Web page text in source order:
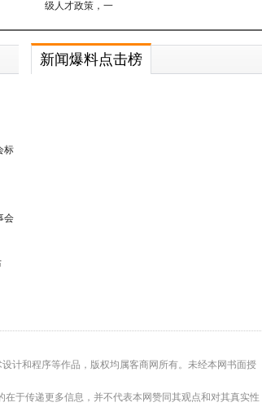
级人才政策，一
标
会
新闻爆料点击榜
计和程序等作品，版权均属客商网所有。未经本网书面授
于传递更多信息，并不代表本网赞同其观点和对其真实性